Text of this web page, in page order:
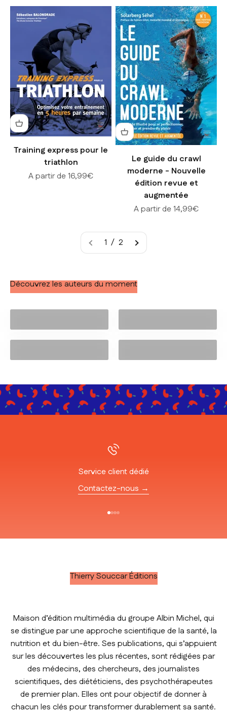
Training express pour le
triathlon
Prix de vente
A partir de 16,99€
Le guide du crawl
moderne - Nouvelle
édition revue et
augmentée
Prix de vente
A partir de 14,99€
1 / 2
Découvrez les auteurs du moment
Solarberg Séhel Sylvie Alice Royer
Service client dédié
Contactez-nous →
Thierry Souccar Éditions
Maison d’édition multimédia du groupe Albin Michel, qui
se distingue par une approche scientifique de la santé, la
nutrition et du bien-être. Ses publications, qui s’appuient
sur les découvertes les plus récentes, sont rédigées par
des médecins, des chercheurs, des journalistes
scientifiques, des diététiciens, des psychothérapeutes
de premier plan. Elles ont pour objectif de donner à
chacun les clés pour transformer durablement sa santé.